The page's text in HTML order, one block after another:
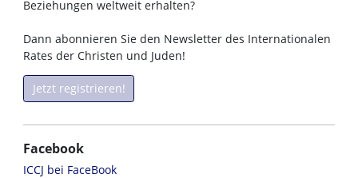
Beziehungen weltweit erhalten?
Dann abonnieren Sie den Newsletter des Internationalen
Rates der Christen und Juden!
Jetzt registrieren!
Facebook
ICCJ bei FaceBook